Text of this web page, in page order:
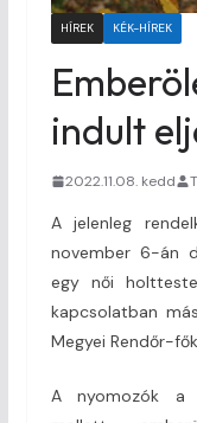
HÍREK KÉK-HÍREK
indult
2022.11.08. kedd
A jelenleg
november 6-án
egy női
kapcsolatban
Megyei Rendőr-
A nyomozók a